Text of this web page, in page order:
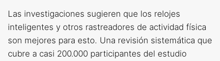
Las investigaciones sugieren que los relojes
inteligentes y otros rastreadores de actividad física
son mejores para esto. Una revisión sistemática que
cubre a casi 200.000 participantes del estudio